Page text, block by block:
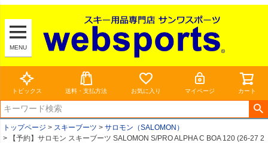
MENU
トピックス 送料・支払方法 お気に入り マイページ カート
トップページ スキーブーツ
サロモン（SALOMON）
【予約】サロモン スキーブーツ SALOMON S/PRO ALPHA C BOA 120 (26-27 2